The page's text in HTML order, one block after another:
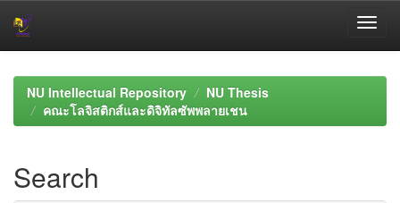
navigationNU Intellectual Repository
NU Thesis
คณะโลจิสติกส์และดิจิทัลซัพพลายเชน
Search